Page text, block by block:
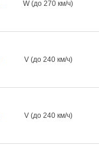
W (до 270 км/ч)
V (до 240 км/ч)
V (до 240 км/ч)